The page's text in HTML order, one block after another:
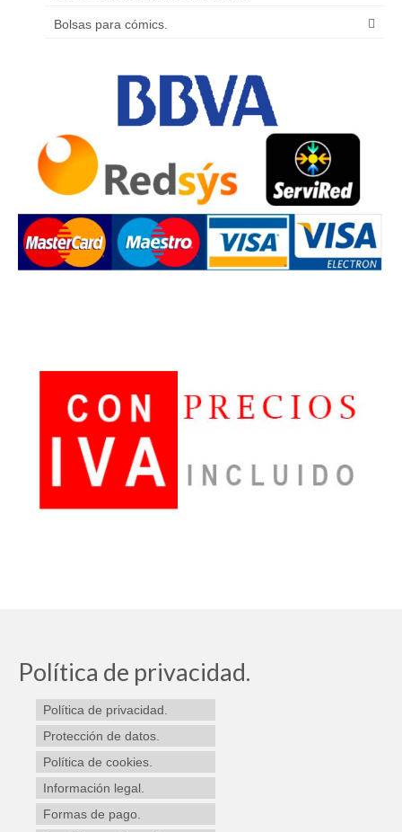
Bolsas para cómics.
Política de privacidad.
Política de privacidad.
Protección de datos.
Política de cookies.
Información legal.
Formas de pago.